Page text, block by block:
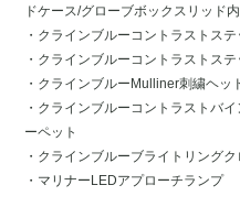
ドケース/グローブボックスリッド内
・クラインブルーコントラストステ
・クラインブルーコントラストス
・クラインブルーMulliner刺繍ヘッ
・クラインブルーコントラストバ
ーペット
・クラインブルーブライトリング
・マリナーLEDアプローチランプ